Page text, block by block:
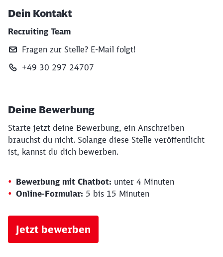
Dein Kontakt
Recruiting Team
Fragen zur Stelle? E‑Mail folgt!
+49 30 297 24707
Deine Bewerbung
Starte jetzt deine Bewerbung, ein Anschreiben
brauchst du nicht. Solange diese Stelle veröffentlicht
ist, kannst du dich bewerben.
Bewerbung mit Chatbot: unter 4 Minuten
Online-Formular: 5 bis 15 Minuten
Jetzt bewerben